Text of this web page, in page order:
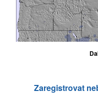
Zaregistrovat